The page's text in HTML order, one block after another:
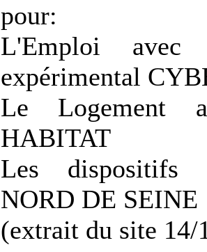
pour:
L'Emploi
expérimental
Le Logement
HABITAT
Les dispositifs
NORD DE SEINE
(extrait du site 14/